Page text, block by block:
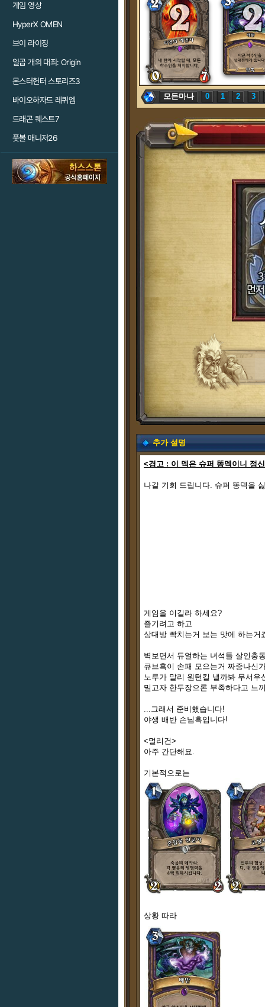
게임 영상
HyperX OMEN
브이 라이징
일곱 개의 대죄: Origin
몬스터헌터 스토리즈3
바이오하자드 레퀴엠
드래곤 퀘스트7
풋볼 매니저26
모든마나 0 1 2 3
추가 설명
<경고 : 이 덱은 슈퍼 똥덱이니 정
나갈 기회 드립니다. 슈퍼 똥덱을
게임을 이길라 하세요?
즐기려고 하고
상대방 빡치는거 보는 맛에 하는거
벽보면서 듀얼하는 녀석들 살인충
큐브흑이 손패 모으는거 짜증나신
노루가 말리 원턴킬 낼까봐 무서우
밀고자 한두장으론 부족하다고 느
...그래서 준비했습니다!
야생 배반 손님흑입니다!
<멀리건>
아주 간단해요.
기본적으로는
상황 따라